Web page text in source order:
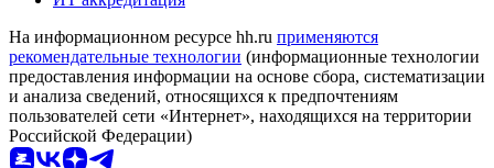
На информационном ресурсе hh.ru применяются
рекомендательные технологии (информационные технологии
предоставления информации на основе сбора, систематизации
и анализа сведений, относящихся к предпочтениям
пользователей сети «Интернет», находящихся на территории
Российской Федерации)